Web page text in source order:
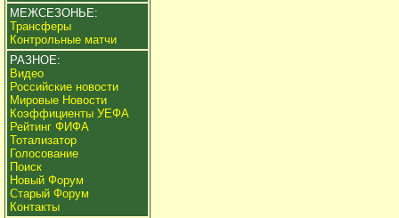
МЕЖСЕЗОНЬЕ:
Трансферы
Контрольные матчи
РАЗНОЕ:
Видео
Российские новости
Мировые Новости
Коэффициенты УЕФА
Рейтинг ФИФА
Тотализатор
Голосование
Поиск
Новый Форум
Старый Форум
Контакты